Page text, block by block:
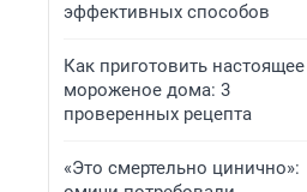
эффективных способов
Как приготовить настоящее
мороженое дома: 3
проверенных рецепта
«Это смертельно цинично»: